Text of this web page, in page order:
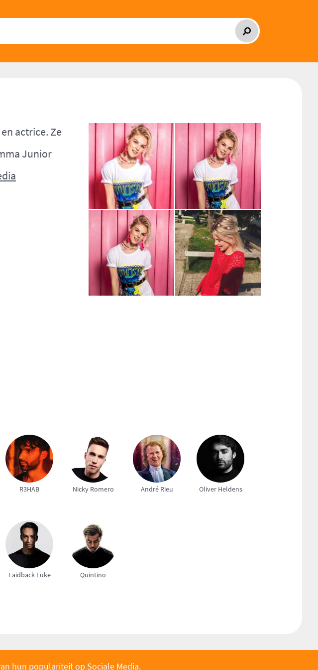
actrice. Ze
Junior
R3HAB Nicky Romero André Rieu Oliver Heldens
Laidback Luke Quintino
hun populariteit op Sociale Media.